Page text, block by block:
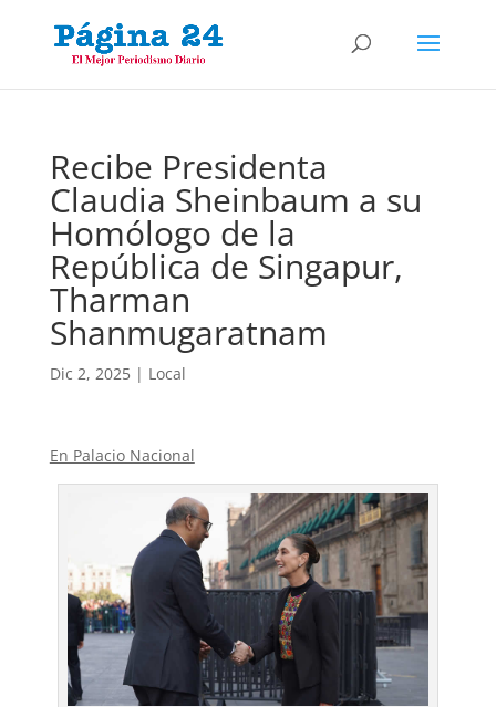
Recibe Presidenta
Claudia Sheinbaum a su
Homólogo de la
República de Singapur,
Tharman
Shanmugaratnam
Dic 2, 2025| Local
En Palacio Nacional